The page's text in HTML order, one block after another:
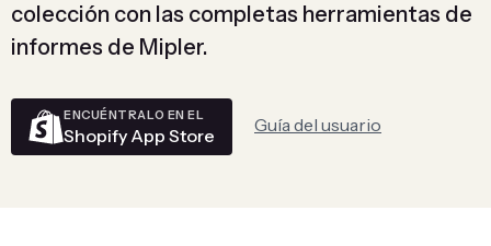
colección con las completas herramientas de
informes de Mipler.
ENCUÉNTRALO EN EL
Shopify App Store Guía del usuario